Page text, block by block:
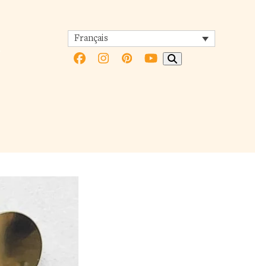
Français
FacebookInstagram
PinterestYouTube